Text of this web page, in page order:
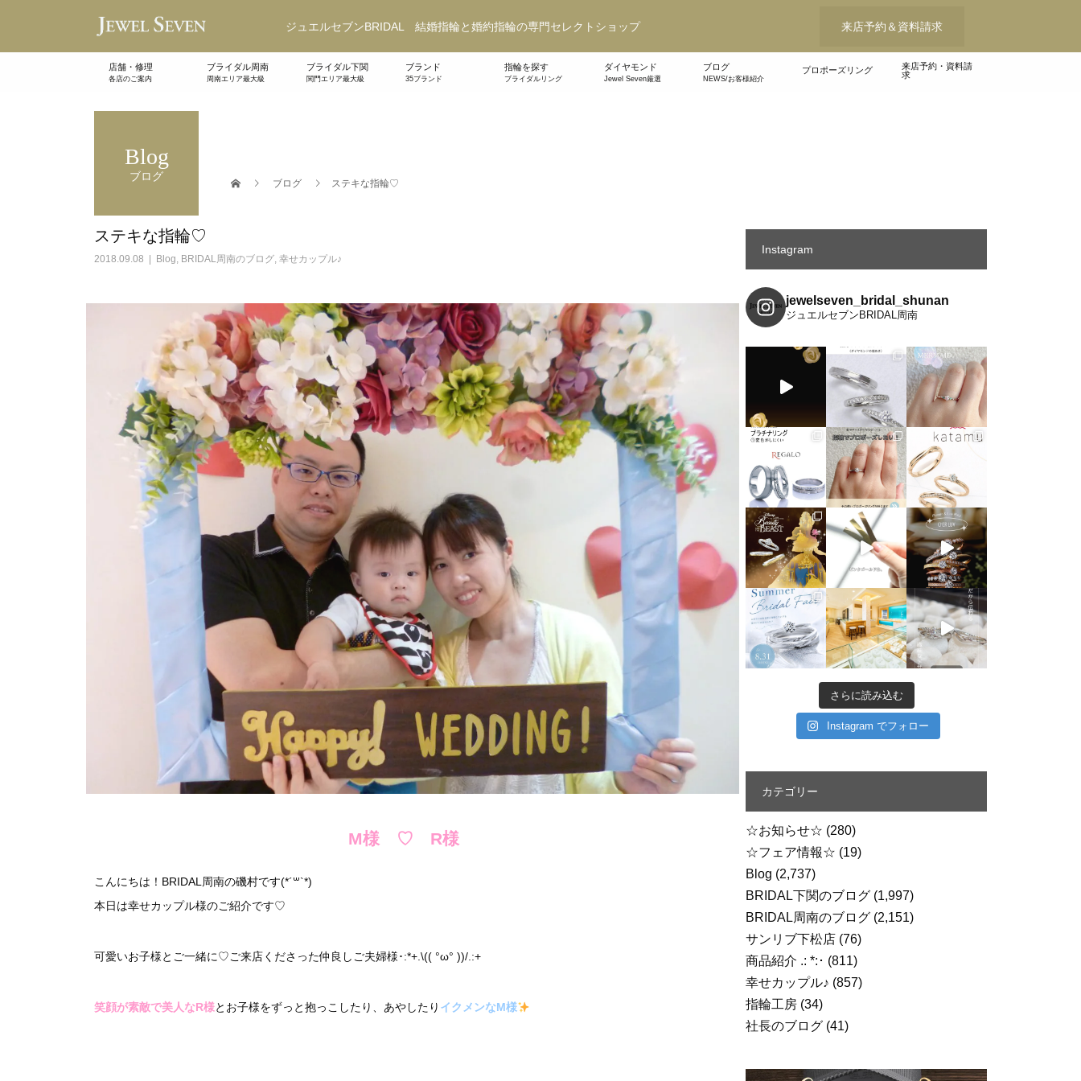
ジュエルセブンBRIDAL 結婚指輪と婚約指輪の専門セレクトショップ 来店予約＆資料請求
店舗・修理
各店のご案内
ブライダル周南
周南エリア最大級
ブライダル下関
関門エリア最大級
ブランド
35ブランド
指輪を探す
ブライダルリング
ダイヤモンド
Jewel Seven厳選
ブログ
NEWS/お客様紹介
プロポーズリング
来店予約・資料請
求
Blog
ブログ
ブログ ステキな指輪♡
ステキな指輪♡
2018.09.08 Blog, BRIDAL周南のブログ, 幸せカップル♪
M様 ♡ R様
こんにちは！BRIDAL周南の磯村です(*´꒳`*)
本日は幸せカップル様のご紹介です♡
可愛いお子様とご一緒に♡ご来店くださった仲良しご夫婦様･:*+.\(( °ω° ))/.:+
笑顔が素敵で美人なR様とお子様をずっと抱っこしたり、あやしたり イクメンなM様
Instagram
jewelseven_bridal_shunan
ジュエルセブンBRIDAL周南
さらに読み込む
Instagram でフォロー
カテゴリー
☆お知らせ☆ (280)
☆フェア情報☆ (19)
Blog (2,737)
BRIDAL下関のブログ (1,997)
BRIDAL周南のブログ (2,151)
サンリブ下松店 (76)
商品紹介 .: *:･ (811)
幸せカップル♪ (857)
指輪工房 (34)
社長のブログ (41)